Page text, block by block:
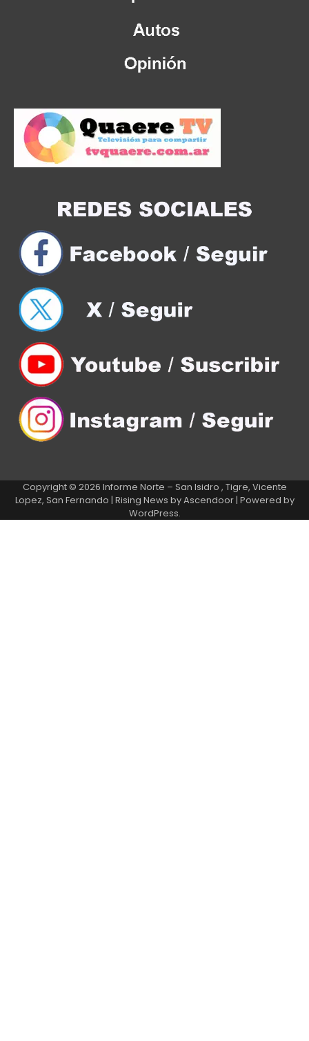
Copyright © 2026 Informe Norte – San Isidro , Tigre, Vicente
Lopez, San Fernando | Rising News byAscendoor| Powered by
WordPress.